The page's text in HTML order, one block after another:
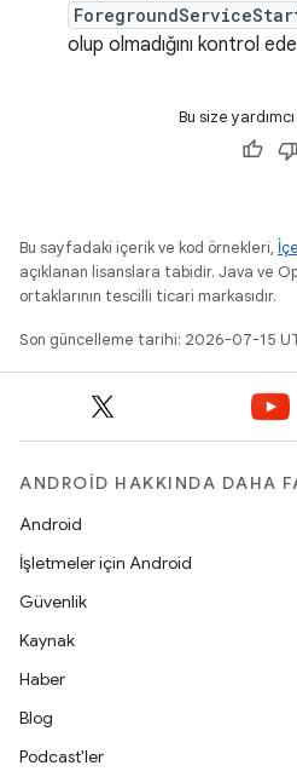
olup olmadığını kontrol
Bu size
Bu sayfadaki içerik ve kod örnekleri,
açıklanan lisanslara tabidir. Java ve
ortaklarının tescilli ticari markasıdır.
Son güncelleme tarihi: 2026-07-15
ANDROID HAKKINDA DAHA
Android
İşletmeler için Android
Güvenlik
Kaynak
Haber
Blog
Podcast'ler